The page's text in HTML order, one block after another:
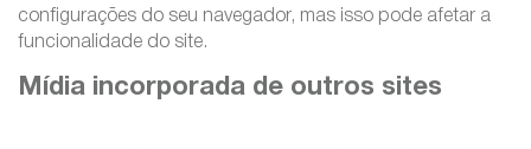
configurações do seu navegador, mas isso pode afetar a
funcionalidade do site.
Mídia incorporada de outros sites